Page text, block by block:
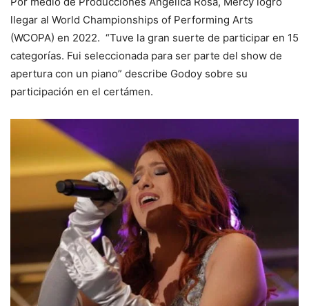
llegar al World Championships of Performing Arts
(WCOPA) en 2022. “Tuve la gran suerte de participar en 15
categorías. Fui seleccionada para ser parte del show de
apertura con un piano” describe Godoy sobre su
participación en el certámen.